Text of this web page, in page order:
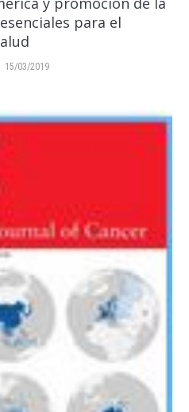
para el
15/03/2019